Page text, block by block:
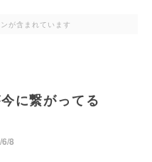
が含まれています
に繋がってる
8